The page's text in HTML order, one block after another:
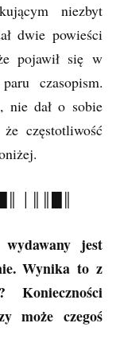
niezbyt
dwie powieści
pojawił się w
czasopism.
nie dał o sobie
częstotliwość
jest
Wynika to z
Konieczności
może czegoś